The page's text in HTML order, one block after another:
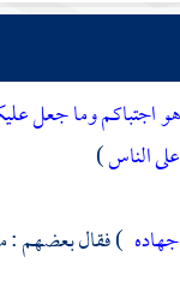
اجتباكم وما جعل
الناس)
) فقال بعضهم :